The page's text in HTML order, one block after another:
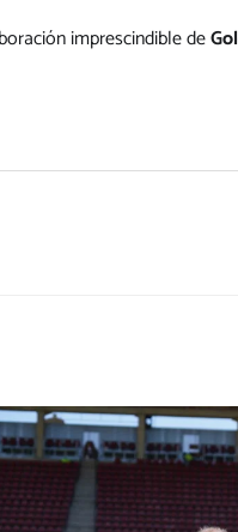
imprescindible de